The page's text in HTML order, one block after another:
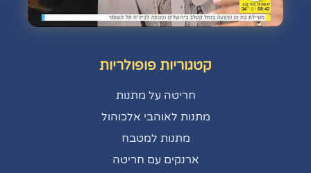
קטגוריות פופולריות
חריטה על מתנות
מתנות לאוהבי אלכוהול
מתנות למטבח
ארנקים עם חריטה